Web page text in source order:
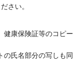
さい。
健康保険証等のコピー
の氏名部分の写しも同